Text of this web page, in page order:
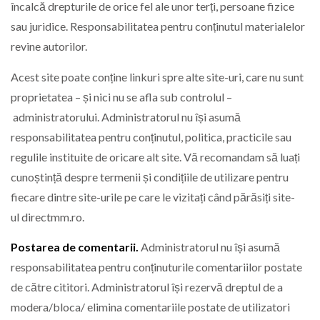
încalcă drepturile de orice fel ale unor terți, persoane fizice
sau juridice. Responsabilitatea pentru conținutul materialelor
revine autorilor.
Acest site poate conține linkuri spre alte site-uri, care nu sunt
proprietatea – și nici nu se afla sub controlul –
administratorului. Administratorul nu își asumă
responsabilitatea pentru conținutul, politica, practicile sau
regulile instituite de oricare alt site. Vă recomandam să luați
cunoștință despre termenii și condițiile de utilizare pentru
fiecare dintre site-urile pe care le vizitați când părăsiți site-
ul directmm.ro.
Postarea de comentarii. Administratorul nu își asumă
responsabilitatea pentru conținuturile comentariilor postate
de către cititori. Administratorul își rezervă dreptul de a
modera/bloca/ elimina comentariile postate de utilizatori